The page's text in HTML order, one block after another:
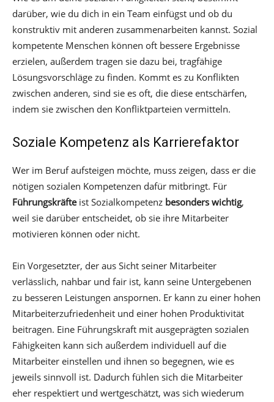
darüber, wie du dich in ein Team einfügst und ob du
konstruktiv mit anderen zusammenarbeiten kannst. Sozial
kompetente Menschen können oft bessere Ergebnisse
erzielen, außerdem tragen sie dazu bei, tragfähige
Lösungsvorschläge zu finden. Kommt es zu Konflikten
zwischen anderen, sind sie es oft, die diese entschärfen,
indem sie zwischen den Konfliktparteien vermitteln.
Soziale Kompetenz als Karrierefaktor
Wer im Beruf aufsteigen möchte, muss zeigen, dass er die
nötigen sozialen Kompetenzen dafür mitbringt. Für
Führungskräfteist Sozialkompetenz besonders wichtig,
weil sie darüber entscheidet, ob sie ihre Mitarbeiter
motivieren können oder nicht.
Ein Vorgesetzter, der aus Sicht seiner Mitarbeiter
verlässlich, nahbar und fair ist, kann seine Untergebenen
zu besseren Leistungen anspornen. Er kann zu einer hohen
Mitarbeiterzufriedenheit und einer hohen Produktivität
beitragen. Eine Führungskraft mit ausgeprägten sozialen
Fähigkeiten kann sich außerdem individuell auf die
Mitarbeiter einstellen und ihnen so begegnen, wie es
jeweils sinnvoll ist. Dadurch fühlen sich die Mitarbeiter
eher respektiert und wertgeschätzt, was sich wiederum